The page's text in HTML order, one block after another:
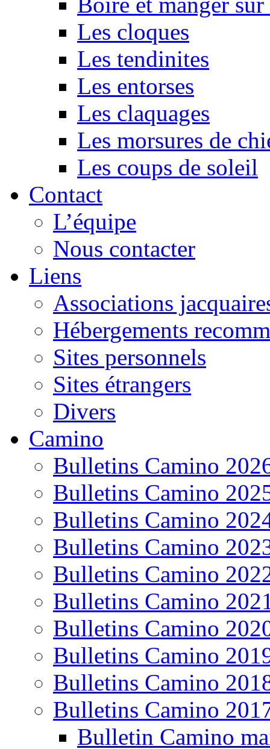
Les cloques
Les tendinites
Les entorses
Les claquages
Les morsures de
Les coups de soleil
Contact
L’équipe
Nous contacter
Liens
Associations
Hébergements
Sites personnels
Sites étrangers
Divers
Camino
Bulletins Camino
Bulletins Camino
Bulletins Camino
Bulletins Camino
Bulletins Camino
Bulletins Camino
Bulletins Camino
Bulletins Camino
Bulletins Camino
Bulletins Camino
Bulletin Camino